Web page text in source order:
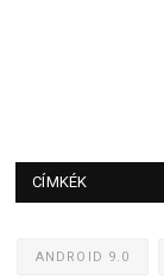
CÍMKÉK
ANDROID 9.0